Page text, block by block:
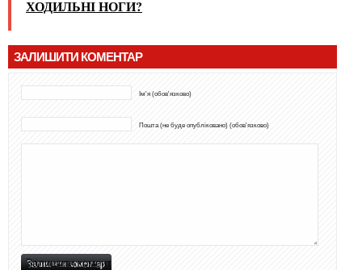
ХОДИЛЬНІ НОГИ?
ЗАЛИШИТИ КОМЕНТАР
Ім'я (обов'язково)
Пошта (не буде опубліковано) (обов'язково)